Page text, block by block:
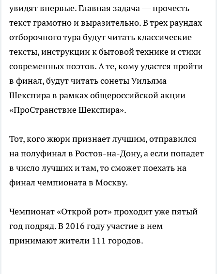
увидят впервые. Главная задача — прочесть
текст грамотно и выразительно. В трех раундах
отборочного тура будут читать классические
тексты, инструкции к бытовой технике и стихи
современных поэтов. А те, кому удастся пройти
в финал, будут читать сонеты Уильяма
Шекспира в рамках общероссийской акции
«ПроСтранствие Шекспира».
Тот, кого жюри признает лучшим, отправился
на полуфинал в Ростов-на-Дону, а если попадет
в число лучших и там, то сможет поехать на
финал чемпионата в Москву.
Чемпионат «Открой рот» проходит уже пятый
год подряд. В 2016 году участие в нем
принимают жители 111 городов.